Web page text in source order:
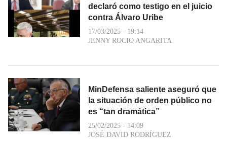
declaró como testigo en el juicio
contra Álvaro Uribe
17/03/2025 - 19:14
JENNY ROCIO ANGARITA
MinDefensa saliente aseguró que
la situación de orden público no
es “tan dramática”
25/02/2025 - 14:09
JOSÉ DAVID RODRÍGUEZ